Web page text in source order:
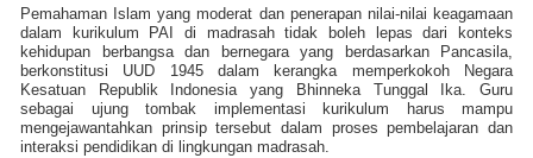
Pemahaman Islam yang moderat dan penerapan nilai-nilai keagamaan
dalam kurikulum PAI di madrasah tidak boleh lepas dari konteks
kehidupan berbangsa dan bernegara yang berdasarkan Pancasila,
berkonstitusi UUD 1945 dalam kerangka memperkokoh Negara
Kesatuan Republik Indonesia yang Bhinneka Tunggal Ika. Guru
sebagai ujung tombak implementasi kurikulum harus mampu
mengejawantahkan prinsip tersebut dalam proses pembelajaran dan
interaksi pendidikan di lingkungan madrasah.